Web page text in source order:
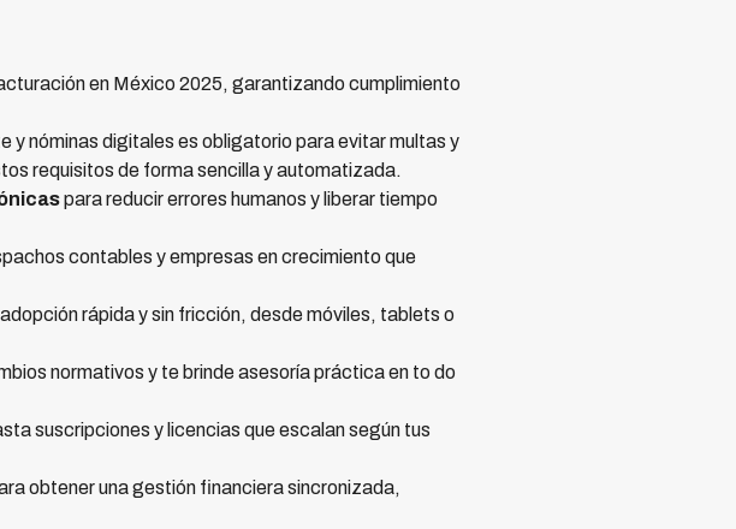
en México 2025, garantizando cumplimiento
nóminas digitales es obligatorio para evitar multas y
requisitos de forma sencilla y automatizada.
para reducir errores humanos y liberar tiempo
contables y empresas en crecimiento que
rápida y sin fricción, desde móviles, tablets o
normativos y te brinde asesoría práctica en to do
suscripciones y licencias que escalan según tus
obtener una gestión financiera sincronizada,